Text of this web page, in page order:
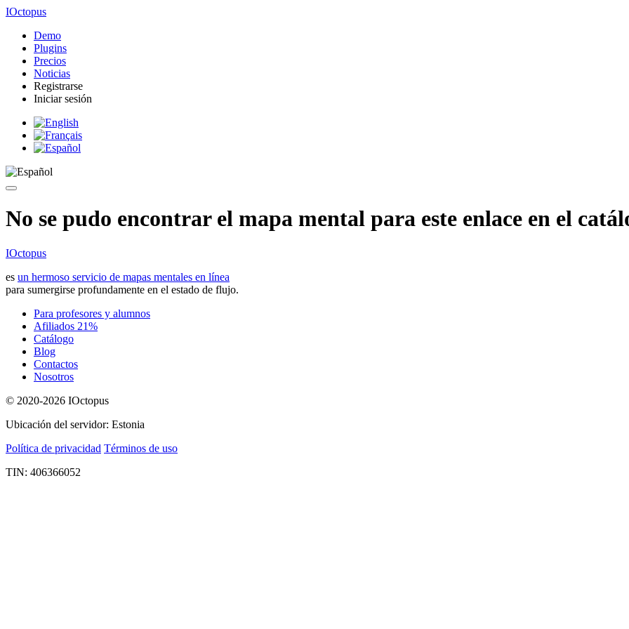
IOctopus
Demo
Plugins
Precios
Noticias
Registrarse
Iniciar sesión
No se pudo encontrar el mapa mental para este enlace en el
IOctopus
es un hermoso servicio de mapas mentales en línea
para sumergirse profundamente en el estado de flujo.
Para profesores y alumnos
Afiliados 21%
Catálogo
Blog
Contactos
Nosotros
© 2020-2026 IOctopus
Ubicación del servidor: Estonia
Política de privacidad Términos de uso
TIN: 406366052